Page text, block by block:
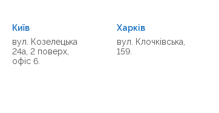
Київ
вул. Козелецька
24а, 2 поверх,
офіс 6.
Харків
вул. Клочківська,
159.